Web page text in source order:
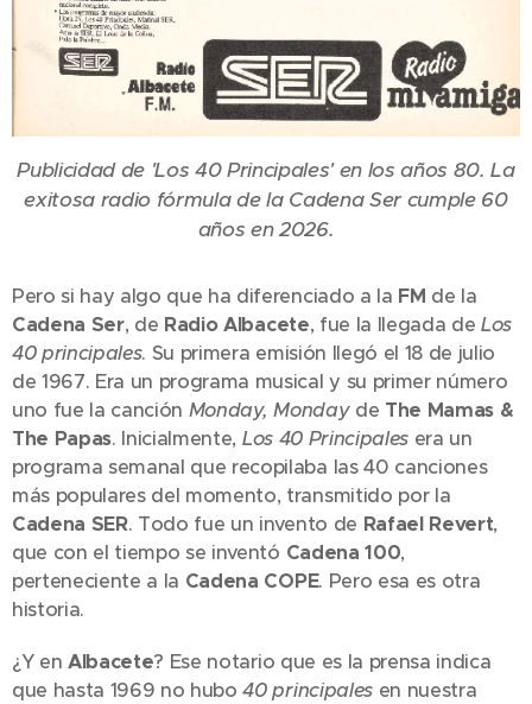
Publicidad de 'Los 40 Principales' en los años 80. La
exitosa radio fórmula de la Cadena Ser cumple 60
años en 2026.
Pero si hay algo que ha diferenciado a la FM de la
Cadena Ser, de Radio Albacete, fue la llegada de Los
40 principales. Su primera emisión llegó el 18 de julio
de 1967. Era un programa musical y su primer número
uno fue la canción Monday, Mondayde The Mamas &
The Papas. Inicialmente, Los 40 Principalesera un
programa semanal que recopilaba las 40 canciones
más populares del momento, transmitido por la
Cadena SER. Todo fue un invento de Rafael Revert,
que con el tiempo se inventó Cadena 100,
perteneciente a la Cadena COPE. Pero esa es otra
historia.
¿Y enAlbacete? Ese notario que es la prensa indica
que hasta 1969 no hubo40 principalesen nuestra